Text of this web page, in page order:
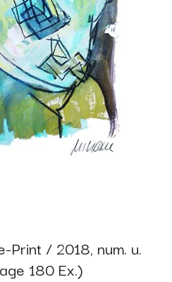
Print / 2018, num. u.
180 Ex.)